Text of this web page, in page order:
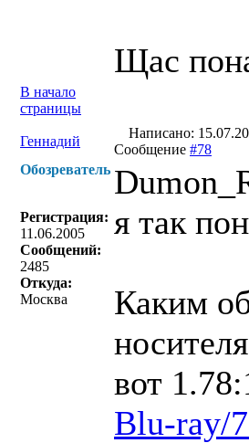
Щас
В начало
страницы
Геннадий
Написано:
Сообщение #78
Обозреватель
Регистрация:
11.06.2005
Сообщений:
2485
Откуда:
Москва
я так
Каким
вот
Blu-ray/